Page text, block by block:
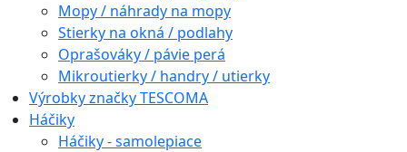
Mopy / náhrady na mopy
Stierky na okná / podlahy
Oprašováky / pávie perá
Mikroutierky / handry / utierky
Výrobky značky TESCOMA
Háčiky
Háčiky - samolepiace